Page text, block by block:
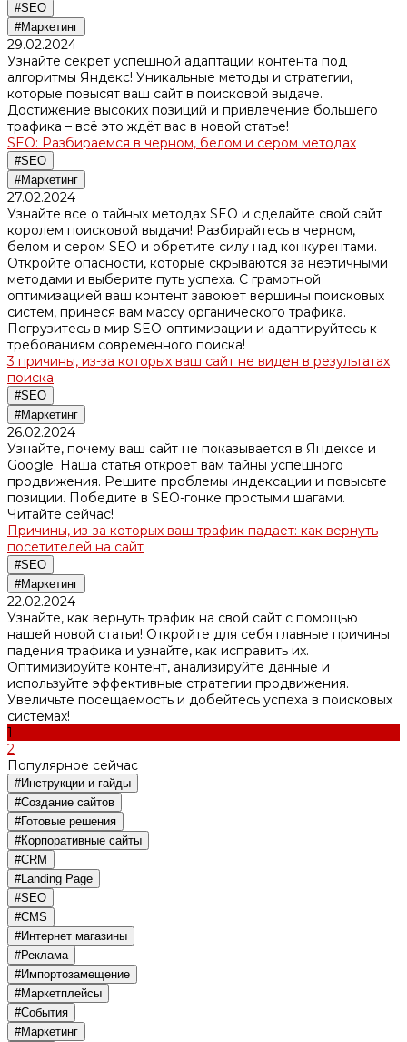
#SEO
#Маркетинг
29.02.2024
Узнайте секрет успешной адаптации контента под
алгоритмы Яндекс! Уникальные методы и стратегии,
которые повысят ваш сайт в поисковой выдаче.
Достижение высоких позиций и привлечение большего
трафика – всё это ждёт вас в новой статье!
SEO: Разбираемся в черном, белом и сером методах
#SEO
#Маркетинг
27.02.2024
Узнайте все о тайных методах SEO и сделайте свой сайт
королем поисковой выдачи! Разбирайтесь в черном,
белом и сером SEO и обретите силу над конкурентами.
Откройте опасности, которые скрываются за неэтичными
методами и выберите путь успеха. С грамотной
оптимизацией ваш контент завоюет вершины поисковых
систем, принеся вам массу органического трафика.
Погрузитесь в мир SEO-оптимизации и адаптируйтесь к
требованиям современного поиска!
3 причины, из-за которых ваш сайт не виден в результатах
поиска
#SEO
#Маркетинг
26.02.2024
Узнайте, почему ваш сайт не показывается в Яндексе и
Google. Наша статья откроет вам тайны успешного
продвижения. Решите проблемы индексации и повысьте
позиции. Победите в SEO-гонке простыми шагами.
Читайте сейчас!
Причины, из-за которых ваш трафик падает: как вернуть
посетителей на сайт
#SEO
#Маркетинг
22.02.2024
Узнайте, как вернуть трафик на свой сайт с помощью
нашей новой статьи! Откройте для себя главные причины
падения трафика и узнайте, как исправить их.
Оптимизируйте контент, анализируйте данные и
используйте эффективные стратегии продвижения.
Увеличьте посещаемость и добейтесь успеха в поисковых
системах!
1
2
Популярное сейчас
#Инструкции и гайды
#Создание сайтов
#Готовые решения
#Корпоративные сайты
#CRM
#Landing Page
#SEO
#CMS
#Интернет магазины
#Реклама
#Импортозамещение
#Маркетплейсы
#События
#Маркетинг